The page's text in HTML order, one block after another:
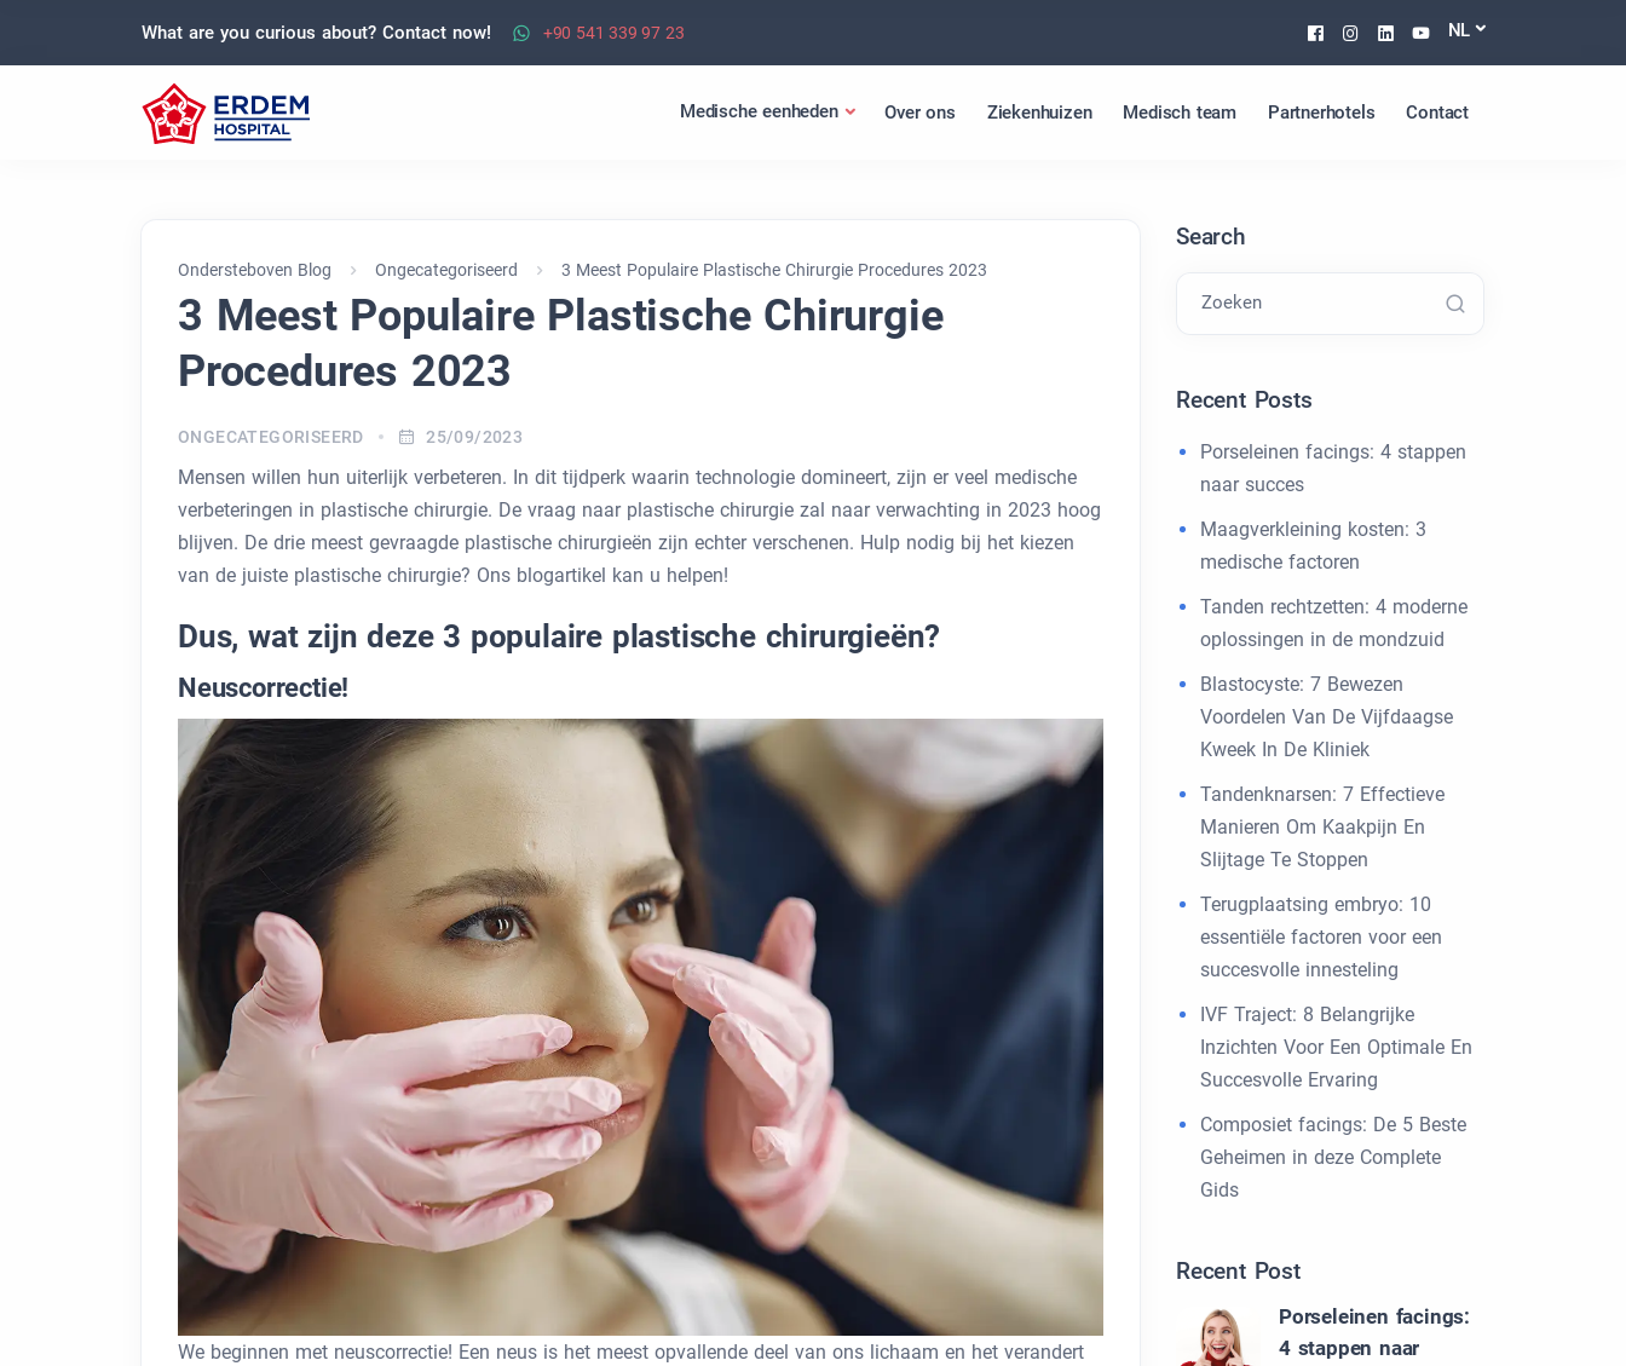
What are you curious about? Contact now! +90 541 339 97 23 Facebook
Instagram
Linkedin
Youtube
NL
Medische eenheden Over ons Ziekenhuizen Medisch team Partnerhotels Contact
Ondersteboven Blog Ongecategoriseerd 3 Meest Populaire Plastische Chirurgie Procedures 2023
3 Meest Populaire Plastische Chirurgie
Procedures 2023
ONGECATEGORISEERD 25/09/2023
Mensen willen hun uiterlijk verbeteren. In dit tijdperk waarin technologie domineert, zijn er veel medische
verbeteringen in plastische chirurgie. De vraag naar plastische chirurgie zal naar verwachting in 2023 hoog
blijven. De drie meest gevraagde plastische chirurgieën zijn echter verschenen. Hulp nodig bij het kiezen
van de juiste plastische chirurgie? Ons blogartikel kan u helpen!
Dus, wat zijn deze 3 populaire plastische chirurgieën?
Neuscorrectie!
We beginnen met neuscorrectie! Een neus is het meest opvallende deel van ons lichaam en het verandert
Search
Zoeken
Recent Posts
Porseleinen facings: 4 stappen
naar succes
Maagverkleining kosten: 3
medische factoren
Tanden rechtzetten: 4 moderne
oplossingen in de mondzuid
Blastocyste: 7 Bewezen
Voordelen Van De Vijfdaagse
Kweek In De Kliniek
Tandenknarsen: 7 Effectieve
Manieren Om Kaakpijn En
Slijtage Te Stoppen
Terugplaatsing embryo: 10
essentiële factoren voor een
succesvolle innesteling
IVF Traject: 8 Belangrijke
Inzichten Voor Een Optimale En
Succesvolle Ervaring
Composiet facings: De 5 Beste
Geheimen in deze Complete
Gids
Recent Post
Porseleinen facings:
4 stappen naar